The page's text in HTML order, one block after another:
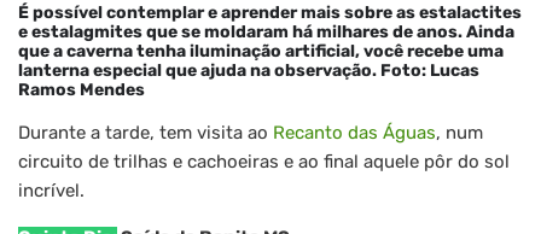
É possível contemplar e aprender mais sobre as estalactites
e estalagmites que se moldaram há milhares de anos. Ainda
que a caverna tenha iluminação artificial, você recebe uma
lanterna especial que ajuda na observação. Foto: Lucas
Ramos Mendes
Durante a tarde, tem visita ao Recanto das Águas, num
circuito de trilhas e cachoeiras e ao final aquele pôr do sol
incrível.